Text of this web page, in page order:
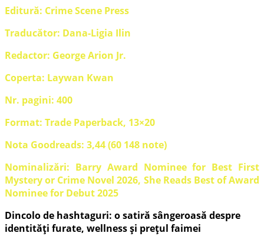
Editură: Crime Scene Press
Traducător: Dana-Ligia Ilin
Redactor: George Arion Jr.
Coperta: Laywan Kwan
Nr. pagini: 400
Format: Trade Paperback, 13×20
Nota Goodreads: 3,44 (60 148 note)
Nominalizări: Barry Award Nominee for Best First
Mystery or Crime Novel 2026, She Reads Best of Award
Nominee for Debut 2025
Dincolo de hashtaguri: o satiră sângeroasă despre
identități furate, wellness și prețul faimei